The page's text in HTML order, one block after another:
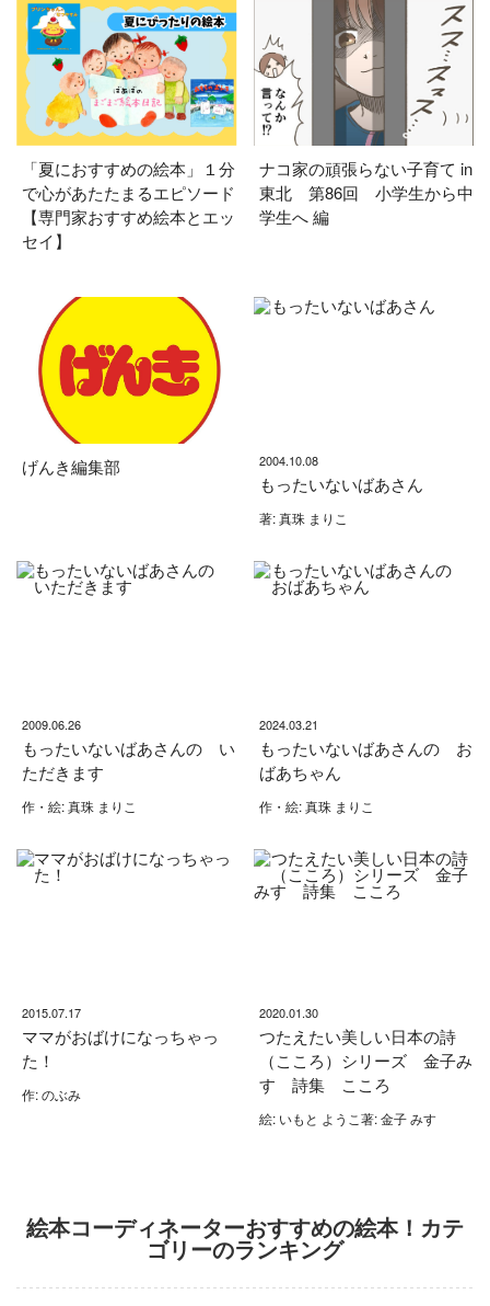
「夏におすすめの絵本」１分
で心があたたまるエピソード
【専門家おすすめ絵本とエッ
セイ】
ナコ家の頑張らない子育て in
東北 第86回 小学生から中
学生へ 編
げんき編集部 2004.10.08
もったいないばあさん
著: 真珠 まりこ
2009.06.26
もったいないばあさんの い
ただきます
作・絵: 真珠 まりこ
2024.03.21
もったいないばあさんの お
ばあちゃん
作・絵: 真珠 まりこ
2015.07.17
ママがおばけになっちゃっ
た！
作: のぶみ
2020.01.30
つたえたい美しい日本の詩
（こころ）シリーズ 金子み
すゞ詩集 こころ
絵: いもと ようこ著: 金子 みすゞ
絵本コーディネーターおすすめの絵本！カテ
ゴリーのランキング